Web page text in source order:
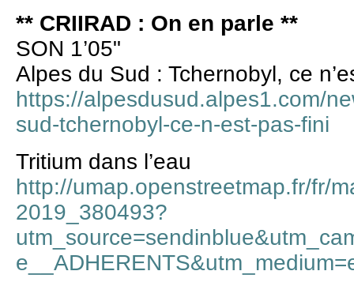
** CRIIRAD : On en parle **
SON 1’05"
Alpes du Sud : Tchernobyl, ce
https://alpesdusud.alpes1.com/
sud-tchernobyl-ce-n-est-pas-fini
Tritium dans l’eau
http://umap.openstreetmap.fr/fr/
2019_380493?